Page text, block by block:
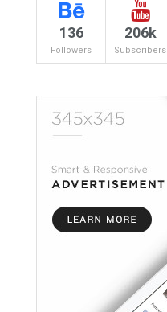
136
Followers
206k
Subscribers